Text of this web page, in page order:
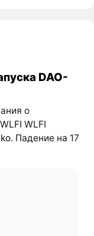
DAO-
о
WLFI
. Падение на 17